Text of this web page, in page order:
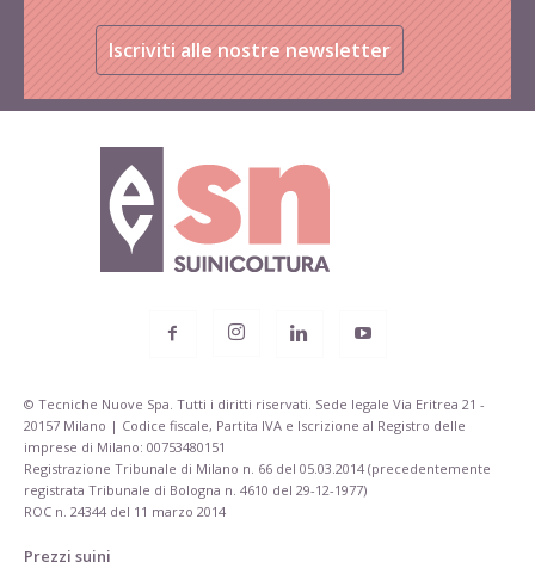
Iscriviti alle nostre newsletter
© Tecniche Nuove Spa. Tutti i diritti riservati. Sede legale Via Eritrea 21 -
20157 Milano | Codice fiscale, Partita IVA e Iscrizione al Registro delle
imprese di Milano: 00753480151
Registrazione Tribunale di Milano n. 66 del 05.03.2014 (precedentemente
registrata Tribunale di Bologna n. 4610 del 29-12-1977)
ROC n. 24344 del 11 marzo 2014
Prezzi suini